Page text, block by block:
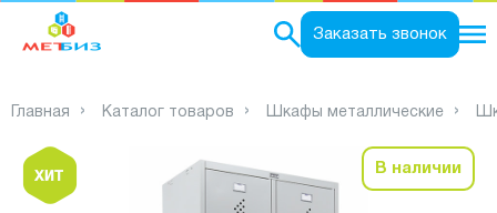
Заказать звонок
Главная Каталог товаров Шкафы металлические
В наличии